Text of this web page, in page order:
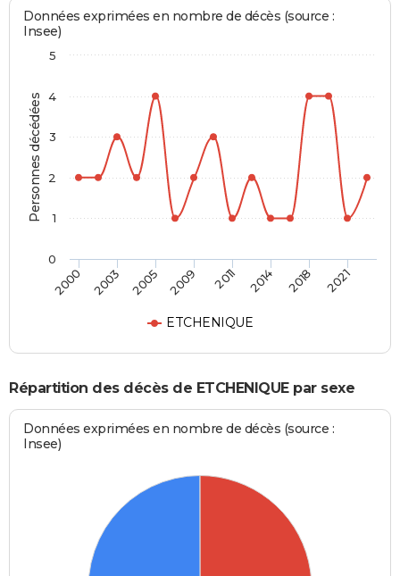
Personnes décédées
Données exprimées en nombre de décès (source :
Insee)
ETCHENIQUE
2000 2003 2005 2009 2011 2014 2018 2021
0
1
2
3
4
5
Répartition des décès de ETCHENIQUE par sexe
Données exprimées en nombre de décès (source :
Insee)